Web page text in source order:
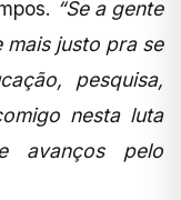
“Se a gente
justo pra se
pesquisa,
nesta luta
avanços pelo